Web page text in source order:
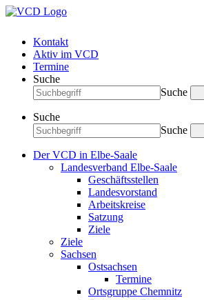
Kontakt
Aktiv im VCD
Termine
Suche
Suche
Suche
Suche
Der VCD in Elbe-Saale
Landesverband Elbe-Saale
Geschäftsstellen
Landesvorstand
Arbeitskreise
Satzung
Ziele
Ziele
Sachsen
Ostsachsen
Termine
Ortsgruppe Chemnitz